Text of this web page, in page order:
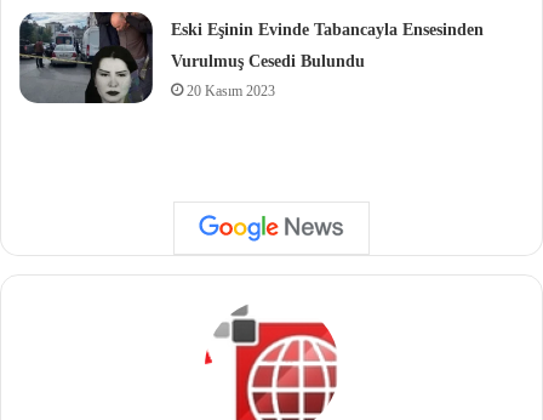
Eski Eşinin Evinde Tabancayla Ensesinden
Vurulmuş Cesedi Bulundu
20 Kasım 2023